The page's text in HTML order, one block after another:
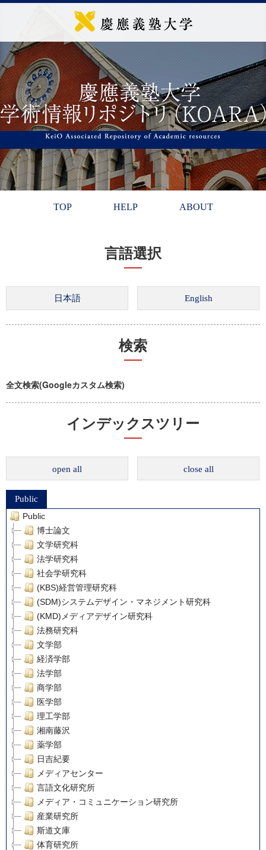
TOP HELP ABOUT
言語選択
検索
全文検索(Googleカスタム検索)
インデックスツリー
open all close all
Public
Public
博士論文
文学研究科
法学研究科
社会学研究科
(KBS)経営管理研究科
(SDM)システムデザイン・マネジメント研究科
(KMD)メディアデザイン研究科
法務研究科
文学部
経済学部
法学部
商学部
医学部
理工学部
湘南藤沢
薬学部
日吉紀要
メディアセンター
言語文化研究所
メディア・コミュニケーション研究所
産業研究所
斯道文庫
体育研究所